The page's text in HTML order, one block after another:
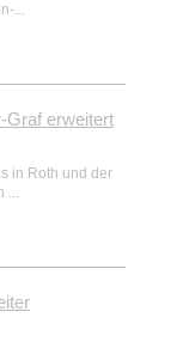
...
Graf erweitert
in Roth und der
...